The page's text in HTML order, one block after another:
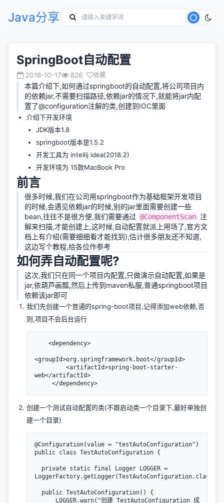
Java分享
SpringBoot自动配置
2018-10-17 826 收藏
本篇介绍下,如何通过springboot的自动配置,将公司项目内
的依赖jar,不需要扫描路径,依赖jar的情况下,就能将jar内配
置了@configuration注解的类,创建到IOC里面
介绍下开发环境
JDK版本1.8
springboot版本是1.5.2
开发工具为 intellij idea(2018.2)
开发环境为 15款MacBook Pro
前言
很多时候,我们在公司用springboot作为基础框架开发项目
的时候,会遇见依赖jar的时候,别的jar里面需要创建一些
bean,往往不是很方便,我们需要通过 @ComponentScan 注
解来扫描,才能创建上,这时候,自动配置就派上用场了,官方文
档上有介绍(需要细细看才能找到),估计很多朋友还不知道,
这边写个教程,给各位作参考
如何弄自动配置呢?
这次,我们只在同一个项目内配置,只做演示自动配置,如果是
jar,依葫芦画瓢,然后上传到maven私服,普通springboot项目
依赖该jar即可
我们先创建一个普通的spring-boot项目,记得添加web依赖,否
则,项目不会后台运行
<groupId>org.springframework.boot</groupId>
web</artifactId>
     </dependency>
创建一个测试自动配置的类(不跟启动类一个目录下,最好单独创
建一个目录)
@Configuration(value = "testAutoConfiguration")
public class TestAutoConfiguration {
LoggerFactory.getLogger(TestAutoConfiguration.class);